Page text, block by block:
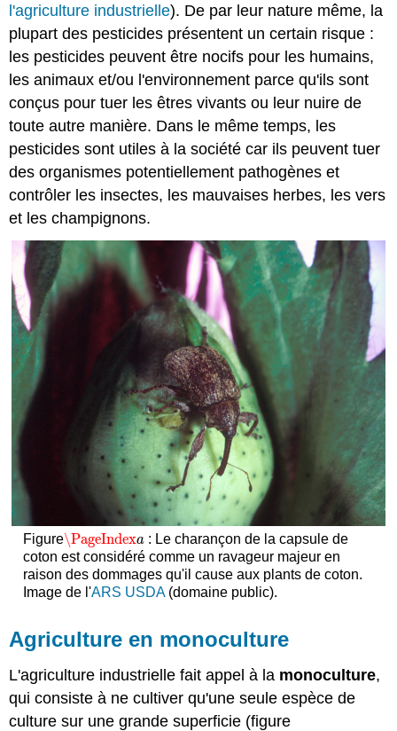
l'agriculture industrielle). De par leur nature même, la
plupart des pesticides présentent un certain risque :
les pesticides peuvent être nocifs pour les humains,
les animaux et/ou l'environnement parce qu'ils sont
conçus pour tuer les êtres vivants ou leur nuire de
toute autre manière. Dans le même temps, les
pesticides sont utiles à la société car ils peuvent tuer
des organismes potentiellement pathogènes et
contrôler les insectes, les mauvaises herbes, les vers
et les champignons.
Figure\PageIndexa
\PageIndexa : Le charançon de la capsule de
coton est considéré comme un ravageur majeur en
raison des dommages qu'il cause aux plants de coton.
Image de l'ARS USDA(domaine public).
Agriculture en monoculture
L'agriculture industrielle fait appel à la monoculture,
qui consiste à ne cultiver qu'une seule espèce de
culture sur une grande superficie (figure